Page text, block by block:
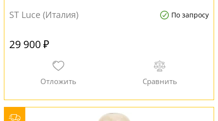
ST Luce (Италия) По запросу
29 900 ₽